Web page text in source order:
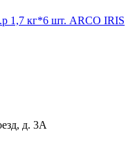
1,7 кг*6 шт. ARCO IRIS
д. 3А